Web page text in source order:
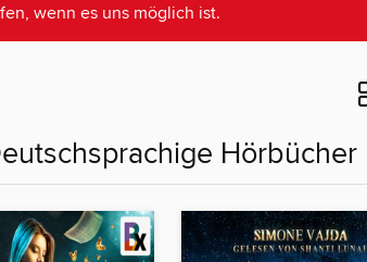
wenn es uns möglich ist.
Hörbücher